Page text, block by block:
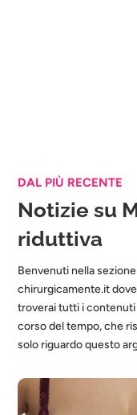
DAL PIÙ RECENTE
Notizie su
riduttiva
Benvenuti nella
chirurgicamente.it
troverai tutti i contenuti
corso del tempo, che
solo riguardo questo